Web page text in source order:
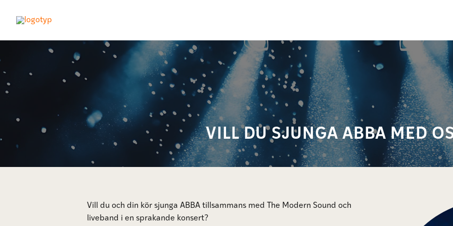
VILL DU SJUNGA ABBA MED
Vill du och din kör sjunga ABBA tillsammans med The Modern Sound och
liveband i en sprakande konsert?